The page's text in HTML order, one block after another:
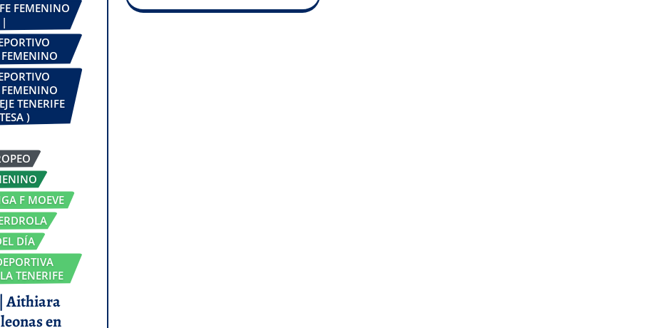
FEMENINO
|
FEMENINO
FEMENINO
TENERIFE
)
F MOEVE
DÍA
TENERIFE
Aithiara
en